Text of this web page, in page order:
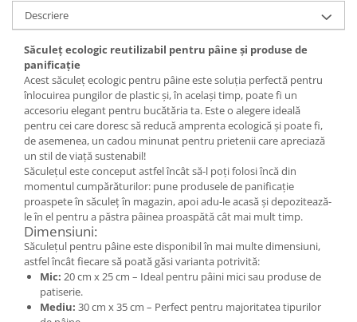
Bijuterii aliaj metalic
Colier / Pandantiv
Cercei
Brățară
Broșă
Mărgele / talisman
Accesorii păr
Bijuterii din Floarea de colț
Colier / Pandantiv
Cercei
Suport bijuterii
Bijuterii cu cristale naturale
Colier / Pandantiv
Cercei
Brățară
Descriere
Săculeț ecologic reutilizabil pentru pâine și produse de
panificație
Acest săculeț ecologic pentru pâine este soluția perfectă pentru
înlocuirea pungilor de plastic și, în același timp, poate fi un
accesoriu elegant pentru bucătăria ta. Este o alegere ideală
pentru cei care doresc să reducă amprenta ecologică și poate fi,
de asemenea, un cadou minunat pentru prietenii care apreciază
un stil de viață sustenabil!
Săculețul este conceput astfel încât să-l poți folosi încă din
momentul cumpărăturilor: pune produsele de panificație
proaspete în săculeț în magazin, apoi adu-le acasă și depozitează-
le în el pentru a păstra pâinea proaspătă cât mai mult timp.
Dimensiuni:
Săculețul pentru pâine este disponibil în mai multe dimensiuni,
astfel încât fiecare să poată găsi varianta potrivită:
Mic: 20 cm x 25 cm – Ideal pentru pâini mici sau produse de
patiserie.
Mediu: 30 cm x 35 cm – Perfect pentru majoritatea tipurilor